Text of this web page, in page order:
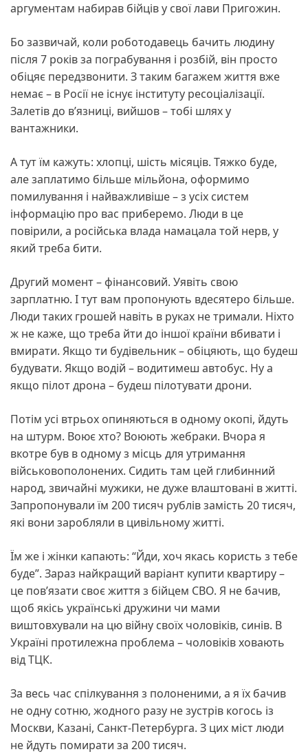
аргументам набирав бійців у свої лави Пригожин.
Бо зазвичай, коли роботодавець бачить людину
після 7 років за пограбування і розбій, він просто
обіцяє передзвонити. З таким багажем життя вже
немає – в Росії не існує інституту ресоціалізації.
Залетів до в’язниці, вийшов – тобі шлях у
вантажники.
А тут їм кажуть: хлопці, шість місяців. Тяжко буде,
але заплатимо більше мільйона, оформимо
помилування і найважливіше – з усіх систем
інформацію про вас приберемо. Люди в це
повірили, а російська влада намацала той нерв, у
який треба бити.
Другий момент – фінансовий. Уявіть свою
зарплатню. І тут вам пропонують вдесятеро більше.
Люди таких грошей навіть в руках не тримали. Ніхто
ж не каже, що треба йти до іншої країни вбивати і
вмирати. Якщо ти будівельник – обіцяють, що будеш
будувати. Якщо водій – водитимеш автобус. Ну а
якщо пілот дрона – будеш пілотувати дрони.
Потім усі втрьох опиняються в одному окопі, йдуть
на штурм. Воює хто? Воюють жебраки. Вчора я
вкотре був в одному з місць для утримання
військовополонених. Сидить там цей глибинний
народ, звичайні мужики, не дуже влаштовані в житті.
Запропонували їм 200 тисяч рублів замість 20 тисяч,
які вони заробляли в цивільному житті.
Їм же і жінки капають: “Йди, хоч якась користь з тебе
буде”. Зараз найкращий варіант купити квартиру –
це пов’язати своє життя з бійцем СВО. Я не бачив,
щоб якісь українські дружини чи мами
виштовхували на цю війну своїх чоловіків, синів. В
Україні протилежна проблема – чоловіків ховають
від ТЦК.
За весь час спілкування з полоненими, а я їх бачив
не одну сотню, жодного разу не зустрів когось із
Москви, Казані, Санкт-Петербурга. З цих міст люди
не йдуть помирати за 200 тисяч.